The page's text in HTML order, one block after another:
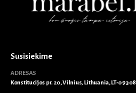
Susisiekime
ADRESAS
Konstitucijos pr. 20, Vilnius, Lithuania, LT-09308